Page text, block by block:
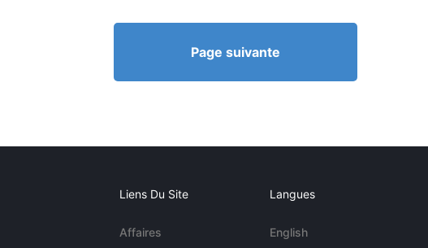
Page suivante
Liens Du Site
Affaires
Langues
English